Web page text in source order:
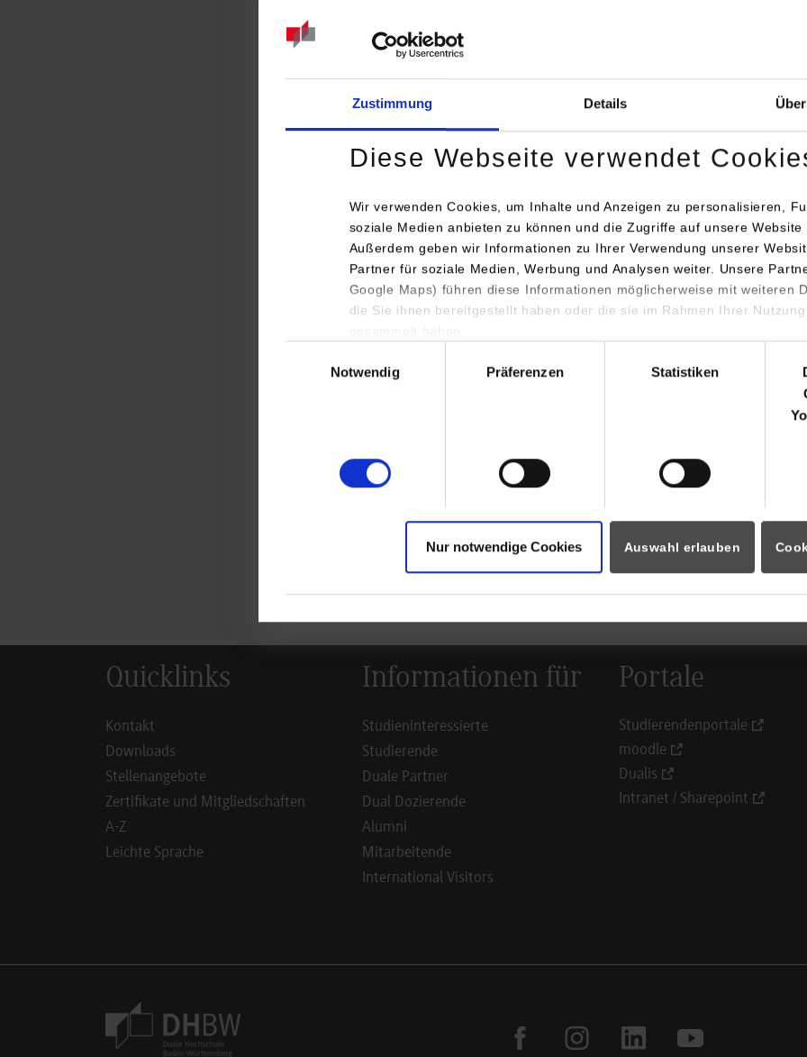
Zustimmung Details
Diese Webseite verwendet
Wir verwenden Cookies, um Inhalte und Anzeigen zu personalisieren,
soziale Medien anbieten zu können und die Zugriffe auf unsere Website
Außerdem geben wir Informationen zu Ihrer Verwendung unserer
Partner für soziale Medien, Werbung und Analysen weiter. Unsere
Google Maps) führen diese Informationen möglicherweise mit weiteren
die Sie ihnen bereitgestellt haben oder die sie im Rahmen Ihrer
Notwendig
Präferenzen Statistiken
Nur notwendige Cookies Auswahl erlauben
„Nur auffällig oder krank? Nur lästig oder gefährlich? Zur Schwierigkeit eines
von Gesellschaft, Strafjustiz und Sozialer Arbeit mit psychisch auffälligen Personen.“
Thema der Tagung lockte rund 250 Gäste an die DHBW Stuttgart. Guido Wolf,
Europaangelegenheiten, eröffnete die Tagung mit einem Grußwort. Im Laufe des
verschiedene hochkarätige Referenten zu Wort. Die Themen reichten unter
Unterbringung und Zwangsbehandlung bis zum Umgang mit psychisch auffälligen
Regelvollzug. Die Pausen zwischen den Vorträgen wurden zum regen fachlichen
Die DHBW Stuttgart wurde durch die Initiative von Prof. Dr. Günter Rieger zur
Veranstaltung. Rieger leitet den Studiengang Soziale Dienste in der Justiz an der
ist Vorstandsmitglied im Verein Bewährungshilfe Stuttgart.
Quicklinks
Kontakt
Downloads
Stellenangebote
Zertifikate und Mitgliedschaften
A-Z
Leichte Sprache
Informationen für
Studieninteressierte
Studierende
Duale Partner
Dual Dozierende
Alumni
Mitarbeitende
International Visitors
Portale
Studierendenportale
moodle
Dualis
Intranet / Sharepoint
facebook instagramlinkedin youtube